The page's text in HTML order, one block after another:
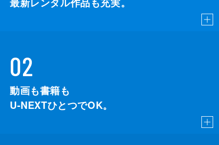
02
動画も書籍も
U-NEXTひとつでOK。